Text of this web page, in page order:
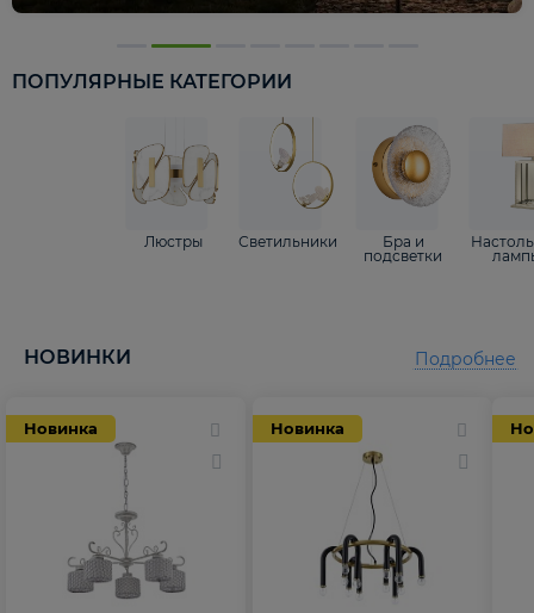
ПОПУЛЯРНЫЕ КАТЕГОРИИ
Люстры Светильники
Бра и
подсветки
НОВИНКИ
Новинка Новинка
Подробнее